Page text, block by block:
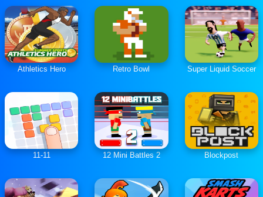
Athletics Hero Retro Bowl Super Liquid Soccer
11-11 12 Mini Battles 2 Blockpost